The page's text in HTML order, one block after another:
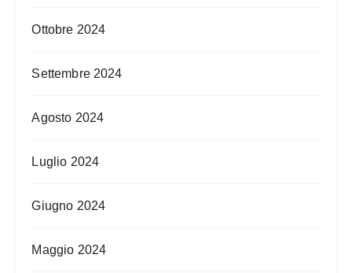
Ottobre 2024
Settembre 2024
Agosto 2024
Luglio 2024
Giugno 2024
Maggio 2024